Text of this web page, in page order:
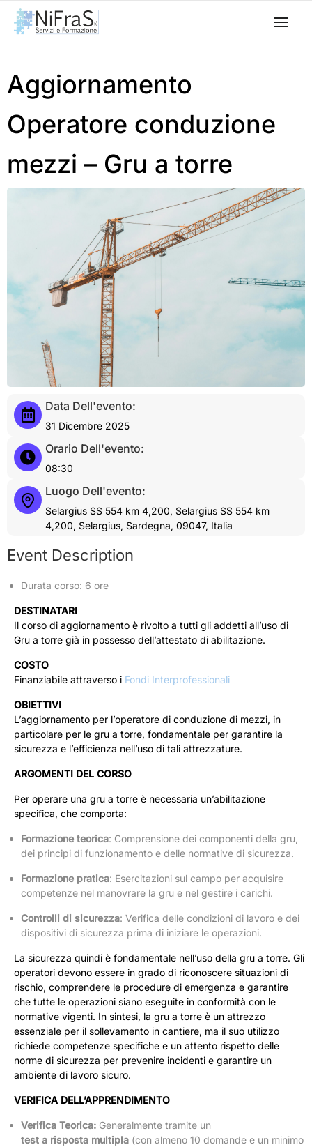
Aggiornamento
Operatore conduzione
mezzi – Gru a torre
Data Dell'evento:
31 Dicembre 2025
Orario Dell'evento:
08:30
Luogo Dell'evento:
Selargius SS 554 km 4,200, Selargius SS 554 km
4,200, Selargius, Sardegna, 09047, Italia
Event Description
Durata corso: 6 ore
DESTINATARI
Il corso di aggiornamento è rivolto a tutti gli addetti all’uso di
Gru a torre già in possesso dell’attestato di abilitazione.
COSTO
Finanziabile attraverso i Fondi Interprofessionali
OBIETTIVI
L’aggiornamento per l’operatore di conduzione di mezzi, in
particolare per le gru a torre, fondamentale per garantire la
sicurezza e l’efficienza nell’uso di tali attrezzature.
ARGOMENTI DEL CORSO
Per operare una gru a torre è necessaria un’abilitazione
specifica, che comporta:
Formazione teorica: Comprensione dei componenti della gru,
dei principi di funzionamento e delle normative di sicurezza.
Formazione pratica: Esercitazioni sul campo per acquisire
competenze nel manovrare la gru e nel gestire i carichi.
Controlli di sicurezza: Verifica delle condizioni di lavoro e dei
dispositivi di sicurezza prima di iniziare le operazioni.
La sicurezza quindi è fondamentale nell’uso della gru a torre. Gli
operatori devono essere in grado di riconoscere situazioni di
rischio, comprendere le procedure di emergenza e garantire
che tutte le operazioni siano eseguite in conformità con le
normative vigenti. In sintesi, la gru a torre è un attrezzo
essenziale per il sollevamento in cantiere, ma il suo utilizzo
richiede competenze specifiche e un attento rispetto delle
norme di sicurezza per prevenire incidenti e garantire un
ambiente di lavoro sicuro.
VERIFICA DELL’APPRENDIMENTO
Verifica Teorica: Generalmente tramite un
test a risposta multipla (con almeno 10 domande e un minimo